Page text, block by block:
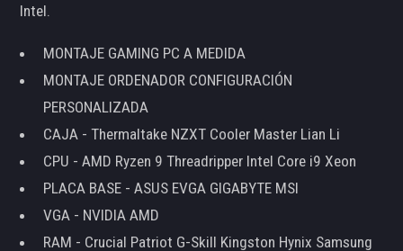
Intel.
MONTAJE GAMING PC A MEDIDA
MONTAJE ORDENADOR CONFIGURACIÓN
PERSONALIZADA
CAJA - Thermaltake NZXT Cooler Master Lian Li
CPU - AMD Ryzen 9 Threadripper Intel Core i9 Xeon
PLACA BASE - ASUS EVGA GIGABYTE MSI
VGA - NVIDIA AMD
RAM - Crucial Patriot G-Skill Kingston Hynix Samsung